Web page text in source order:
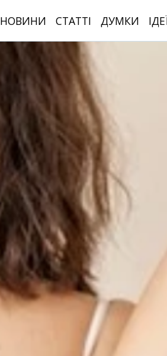
НОВИНИ СТАТТІ ДУМКИ